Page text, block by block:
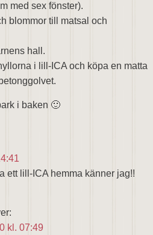
med sex fönster).
blommor till matsal och
hall.
i lill-ICA och köpa en matta
i baken 🙂
ett lill-ICA hemma känner jag!!
kl. 07:49